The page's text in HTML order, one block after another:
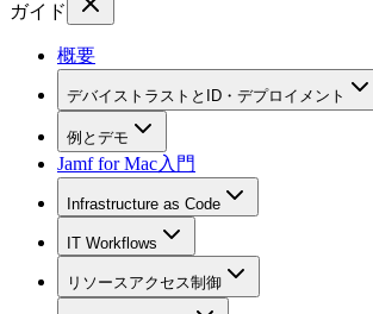
ガイド
概要
デバイストラストとID・デプロイメント
例とデモ
Jamf for Mac入門
Infrastructure as Code
IT Workflows
リソースアクセス制御